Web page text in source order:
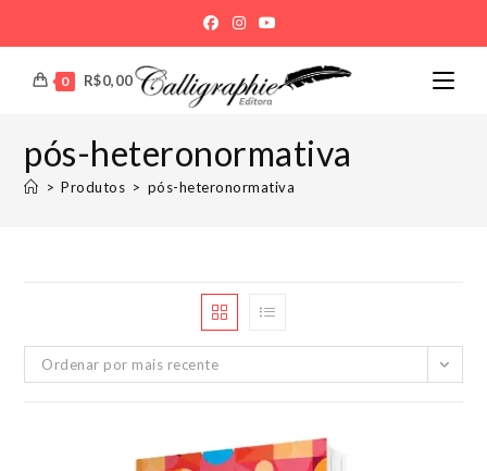
conteúdo
0 R$0,00
pós-heteronormativa
> Produtos > pós-heteronormativa
Ordenar por mais recente